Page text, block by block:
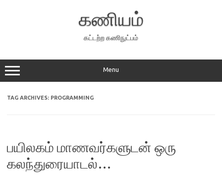
கணியம்
கட்டற்ற கணிநுட்பம்
Menu
TAG ARCHIVES: PROGRAMMING
பயிலகம் மாணவர்களுடன் ஒரு
கலந்துரையாடல்…